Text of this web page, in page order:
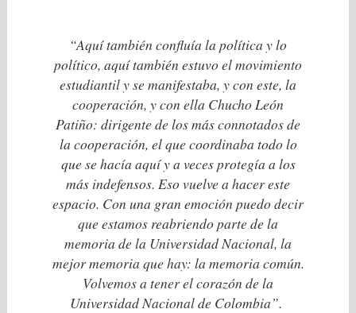
“Aquí también confluía la política y lo
político, aquí también estuvo el movimiento
estudiantil y se manifestaba, y con este, la
cooperación, y con ella Chucho León
Patiño: dirigente de los más connotados de
la cooperación, el que coordinaba todo lo
que se hacía aquí y a veces protegía a los
más indefensos. Eso vuelve a hacer este
espacio. Con una gran emoción puedo decir
que estamos reabriendo parte de la
memoria de la Universidad Nacional, la
mejor memoria que hay: la memoria común.
Volvemos a tener el corazón de la
Universidad Nacional de Colombia”.